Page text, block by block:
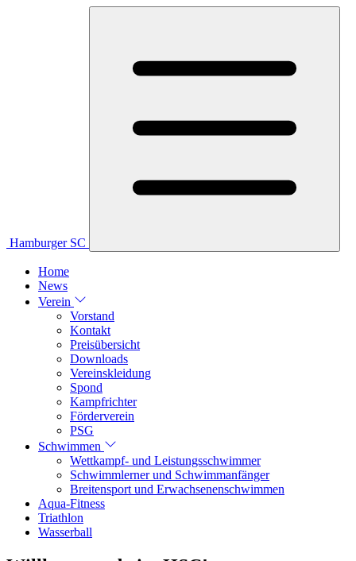
Hamburger SC
Home
News
Verein
Vorstand
Kontakt
Preisübersicht
Downloads
Vereinskleidung
Spond
Kampfrichter
Förderverein
PSG
Schwimmen
Wettkampf- und Leistungsschwimmer
Schwimmlerner und Schwimmanfänger
Breitensport und Erwachsenenschwimmen
Aqua-Fitness
Triathlon
Wasserball